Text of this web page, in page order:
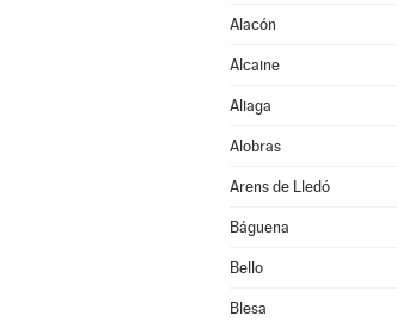
Alacón
Alcaine
Aliaga
Alobras
Arens de Lledó
Báguena
Bello
Blesa